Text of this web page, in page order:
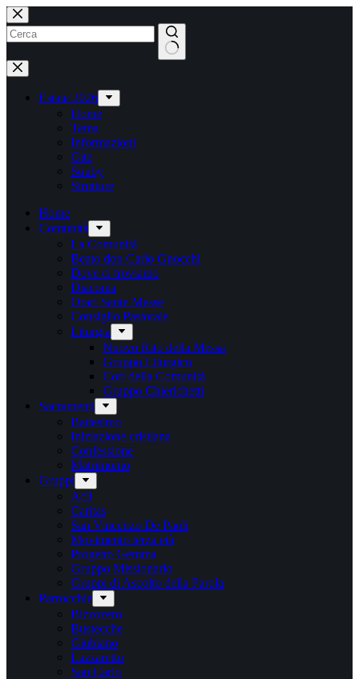
Salta
al
contenuto
Nessun
risultato
Estate 2026
Home
Tema
Informazioni
Gite
Squby
Strutture
Home
Comunità
La Comunità
Beato don Carlo Gnocchi
Dove ci troviamo
Diaconia
Orari Sante Messe
Consiglio Pastorale
Liturgia
Nuovo Rito della Messa
Gruppo Liturgico
Cori della Comunità
Gruppo Chierichetti
Sacramenti
Battesimo
Iniziazione cristiana
Confessione
Matrimonio
Gruppi
Acli
Caritas
San Vincenzo De Paoli
Movimento terza età
Progetto Gemma
Gruppo Missionario
Gruppi di Ascolto della Parola
Parrocchie
Bizzozero
Bustecche
Giubiano
Lazzaretto
San Carlo